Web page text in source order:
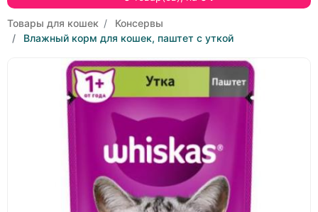
Товары для кошек
Консервы
Влажный корм для кошек, паштет с уткой